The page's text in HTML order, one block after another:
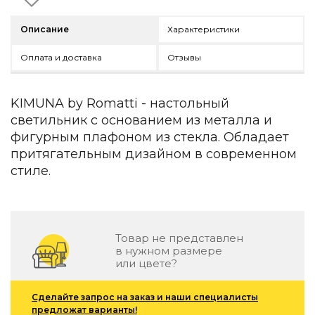
Детская мебель
Уличная и садовая мебель
Коллекции
INTERRA — Soft Modern
ARTOPIA — Mid-Century
DAYZ — Ethno
Все коллекции мебели
Подбор, производство и комплектация по вашему
Для кухни
Предметы интерьера
Вентиляторы
Ковры
Описание Характеристики
Оплата и доставка Отзывы
KIMUNA by Romatti - настольный
светильник с основанием из металла и
фигурным плафоном из стекла. Обладает
притягательным дизайном в современном
стиле.
Товар не представлен
в нужном размере
или цвете?
Сделайте запрос на заказ и наши специалисты
предложат варианты!